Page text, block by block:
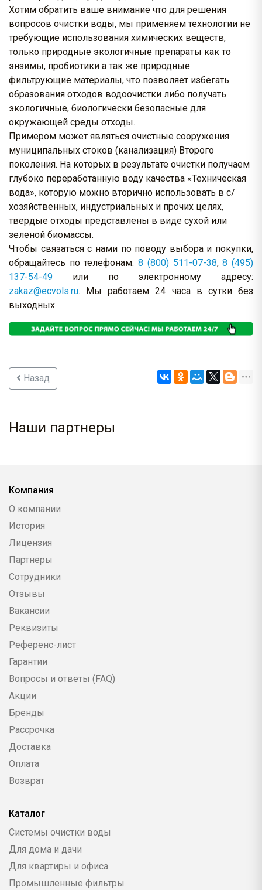
Хотим обратить ваше внимание что для решения
вопросов очистки воды, мы применяем технологии не
требующие использования химических веществ,
только природные экологичные препараты как то
энзимы, пробиотики а так же природные
фильтрующие материалы, что позволяет избегать
образования отходов водоочистки либо получать
экологичные, биологически безопасные для
окружающей среды отходы.
Примером может являться очистные сооружения
муниципальных стоков (канализация) Второго
поколения. На которых в результате очистки получаем
глубоко переработанную воду качества «Техническая
вода», которую можно вторично использовать в с/
хозяйственных, индустриальных и прочих целях,
твердые отходы представлены в виде сухой или
зеленой биомассы.
Чтобы связаться с нами по поводу выбора и покупки,
обращайтесь по телефонам:8 (800) 511-07-38,8 (495)
137-54-49 или по электронному адресу:
zakaz@ecvols.ru. Мы работаем 24 часа в сутки без
выходных.
Назад
Наши партнеры
Компания
О компании
История
Лицензия
Партнеры
Сотрудники
Отзывы
Вакансии
Реквизиты
Референс-лист
Гарантии
Вопросы и ответы (FAQ)
Акции
Бренды
Рассрочка
Доставка
Оплата
Возврат
Каталог
Системы очистки воды
Для дома и дачи
Для квартиры и офиса
Промышленные фильтры